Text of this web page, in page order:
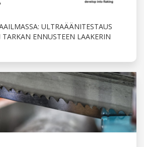
ULTRAÄÄNITESTAUS
ENNUSTEEN LAAKERIN